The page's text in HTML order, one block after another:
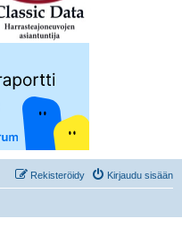
Kirjaudu sisään
Rekisteröidy